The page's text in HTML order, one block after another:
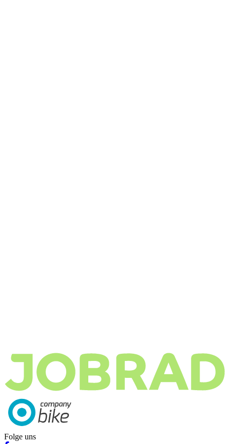
Folge uns